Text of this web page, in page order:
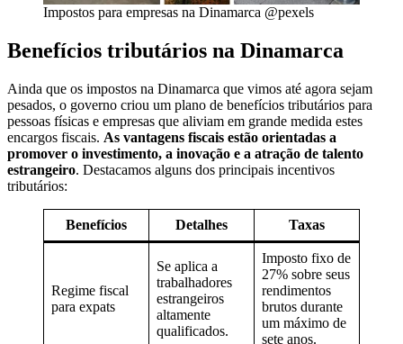
Impostos para empresas na Dinamarca @pexels
Benefícios tributários na Dinamarca
Ainda que os impostos na Dinamarca que vimos até agora sejam
pesados, o governo criou um plano de benefícios tributários para
pessoas físicas e empresas que aliviam em grande medida estes
encargos fiscais. As vantagens fiscais estão orientadas a
promover o investimento, a inovação e a atração de talento
estrangeiro. Destacamos alguns dos principais incentivos
tributários:
Benefícios Detalhes Taxas
Regime fiscal
para expats
Se aplica a
trabalhadores
estrangeiros
altamente
qualificados.
Imposto fixo de
27% sobre seus
rendimentos
brutos durante
um máximo de
sete anos.